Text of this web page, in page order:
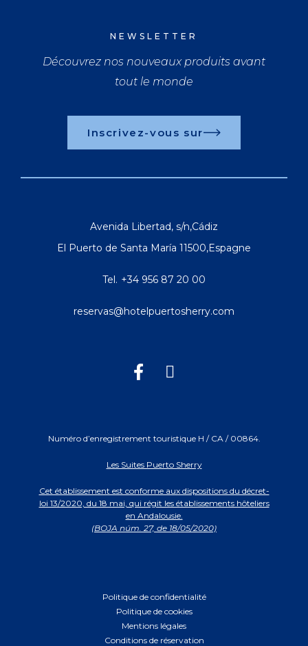
NEWSLETTER
Découvrez nos nouveaux produits avant
tout le monde
Inscrivez-vous sur
Numéro d’enregistrement touristique H / CA / 00864.
Les Suites Puerto Sherry
Cet établissement est conforme aux dispositions du décret-
loi 13/2020, du 18 mai, qui régit les établissements hôteliers
en Andalousie.
(BOJA núm. 27, de 18/05/2020)
Avenida Libertad, s/n,Cádiz
El Puerto de Santa María 11500,Espagne
Tel. +34 956 87 20 00
reservas@hotelpuertosherry.com
Politique de confidentialité
Politique de cookies
Mentions légales
Conditions de réservation